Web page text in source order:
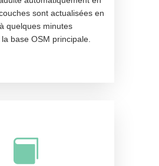
sont actualisées en
quelques minutes
base OSM principale.
